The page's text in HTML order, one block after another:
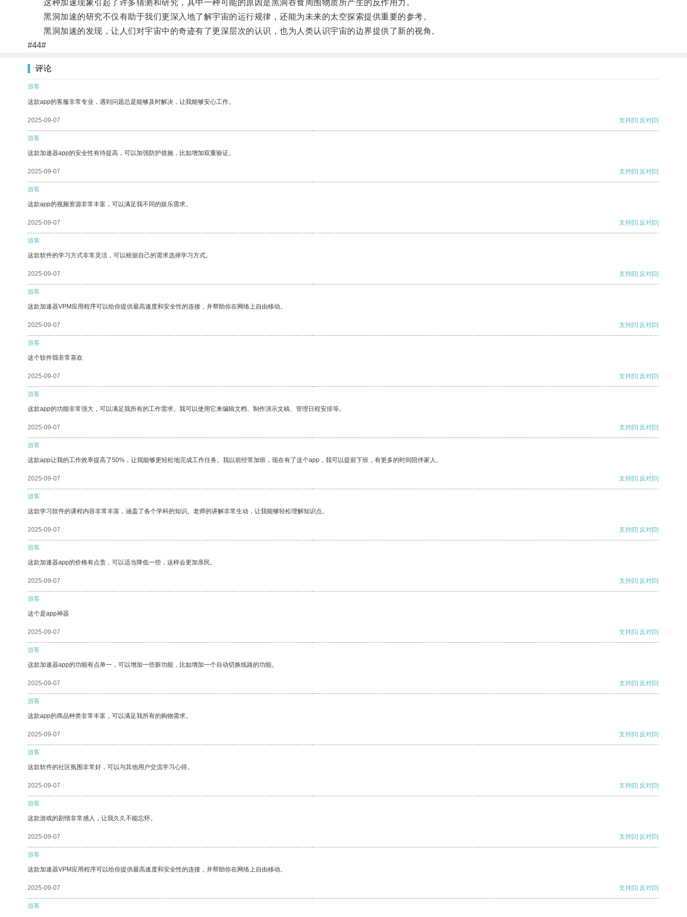
这种加速现象引起了许多猜测和研究，其中一种可能的原因是黑洞吞食周围物质所产生的反作用力。
黑洞加速的研究不仅有助于我们更深入地了解宇宙的运行规律，还能为未来的太空探索提供重要的参考。
黑洞加速的发现，让人们对宇宙中的奇迹有了更深层次的认识，也为人类认识宇宙的边界提供了新的视角。
#44#
评论
游客
这款app的客服非常专业，遇到问题总是能够及时解决，让我能够安心工作。
2025-09-07 支持[0] 反对[0]
游客
这款加速器app的安全性有待提高，可以加强防护措施，比如增加双重验证。
2025-09-07 支持[0] 反对[0]
游客
这款app的视频资源非常丰富，可以满足我不同的娱乐需求。
2025-09-07 支持[0] 反对[0]
游客
这款软件的学习方式非常灵活，可以根据自己的需求选择学习方式。
2025-09-07 支持[0] 反对[0]
游客
这款加速器VPM应用程序可以给你提供最高速度和安全性的连接，并帮助你在网络上自由移动。
2025-09-07 支持[0] 反对[0]
游客
这个软件我非常喜欢
2025-09-07 支持[0] 反对[0]
游客
这款app的功能非常强大，可以满足我所有的工作需求。我可以使用它来编辑文档、制作演示文稿、管理日程安排等。
2025-09-07 支持[0] 反对[0]
游客
这款app让我的工作效率提高了50%，让我能够更轻松地完成工作任务。我以前经常加班，现在有了这个app，我可以提前下班，有更多的时间陪伴家人。
2025-09-07 支持[0] 反对[0]
游客
这款学习软件的课程内容非常丰富，涵盖了各个学科的知识。老师的讲解非常生动，让我能够轻松理解知识点。
2025-09-07 支持[0] 反对[0]
游客
这款加速器app的价格有点贵，可以适当降低一些，这样会更加亲民。
2025-09-07 支持[0] 反对[0]
游客
这个是app神器
2025-09-07 支持[0] 反对[0]
游客
这款加速器app的功能有点单一，可以增加一些新功能，比如增加一个自动切换线路的功能。
2025-09-07 支持[0] 反对[0]
游客
这款app的商品种类非常丰富，可以满足我所有的购物需求。
2025-09-07 支持[0] 反对[0]
游客
这款软件的社区氛围非常好，可以与其他用户交流学习心得。
2025-09-07 支持[0] 反对[0]
游客
这款游戏的剧情非常感人，让我久久不能忘怀。
2025-09-07 支持[0] 反对[0]
游客
这款加速器VPM应用程序可以给你提供最高速度和安全性的连接，并帮助你在网络上自由移动。
2025-09-07 支持[0] 反对[0]
游客